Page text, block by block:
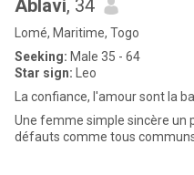
Ablavi, 34
Lomé, Maritime, Togo
Seeking: Male 35 - 64
Star sign: Leo
La confiance, l'amour sont la
Une femme simple sincère un
défauts comme tous